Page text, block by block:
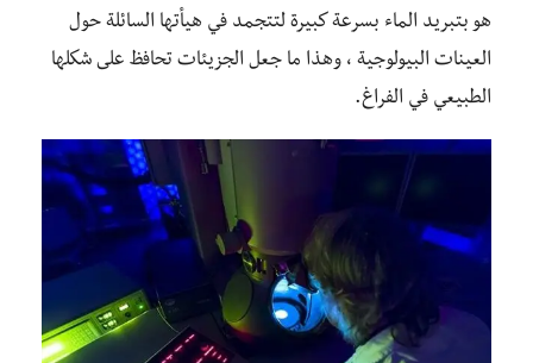
هو بتبريد الماء بسرعة كبيرة لتتجمد في هيأتها السائلة حول
العينات البيولوجية ، وهذا ما جعل الجزيئات تحافظ على شكلها
الطبيعي في الفراغ.